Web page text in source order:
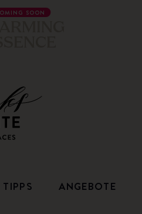
SOON
TIPPS ANGEBOTE